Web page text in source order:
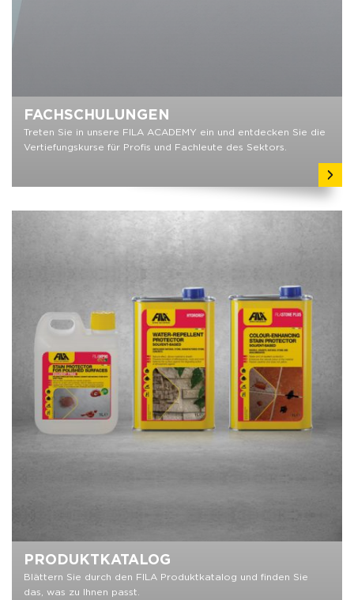
FACHSCHULUNGEN
Treten Sie in unsere FILA ACADEMY ein und entdecken Sie die
Vertiefungskurse für Profis und Fachleute des Sektors.
PRODUKTKATALOG
Blättern Sie durch den FILA Produktkatalog und finden Sie
das, was zu Ihnen passt.